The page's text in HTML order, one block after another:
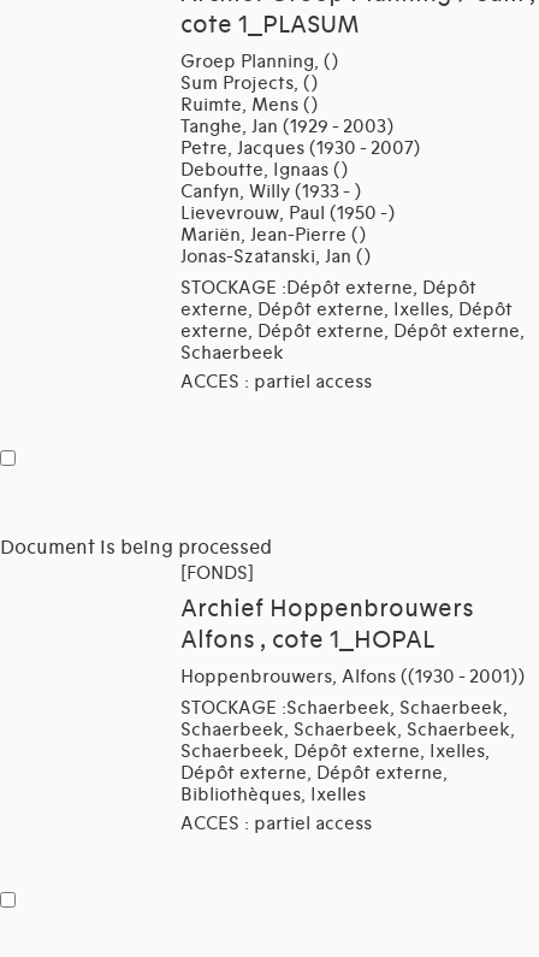
cote 1_PLASUM
Groep Planning, ()
Sum Projects, ()
Ruimte, Mens ()
Tanghe, Jan (1929 - 2003)
Petre, Jacques (1930 - 2007)
Deboutte, Ignaas ()
Canfyn, Willy (1933 - )
Lievevrouw, Paul (1950 -)
Mariën, Jean-Pierre ()
Jonas-Szatanski, Jan ()
STOCKAGE :Dépôt externe, Dépôt
externe, Dépôt externe, Ixelles, Dépôt
externe, Dépôt externe, Dépôt externe,
Schaerbeek
ACCES : partiel access
Document is being processed
[FONDS]
Archief Hoppenbrouwers
Alfons , cote 1_HOPAL
Hoppenbrouwers, Alfons ((1930 - 2001))
STOCKAGE :Schaerbeek, Schaerbeek,
Schaerbeek, Schaerbeek, Schaerbeek,
Schaerbeek, Dépôt externe, Ixelles,
Dépôt externe, Dépôt externe,
Bibliothèques, Ixelles
ACCES : partiel access